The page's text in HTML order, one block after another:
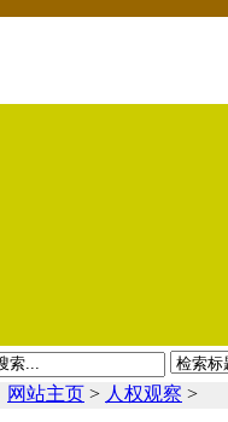
网站主页 > 人权观察 >